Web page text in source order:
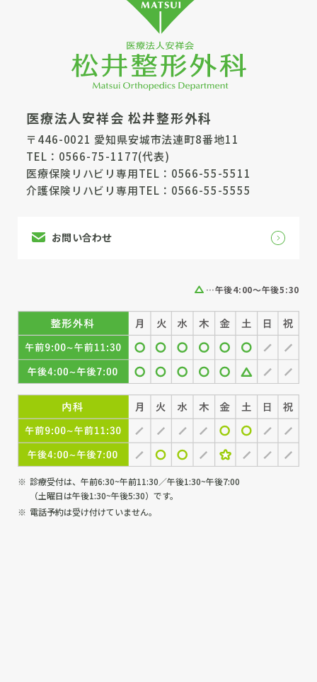
医療法人安祥会 松井整形外科
〒446-0021 愛知県安城市法連町8番地11
TEL： 0566-75-1177(代表)
医療保険リハビリ専用TEL： 0566-55-5511
介護保険リハビリ専用TEL： 0566-55-5555
お問い合わせ
…午後4:00～午後5:30
診療受付は、午前6:30~午前11:30／午後1:30~午後7:00
（土曜日は午後1:30~午後5:30）です。
電話予約は受け付けていません。